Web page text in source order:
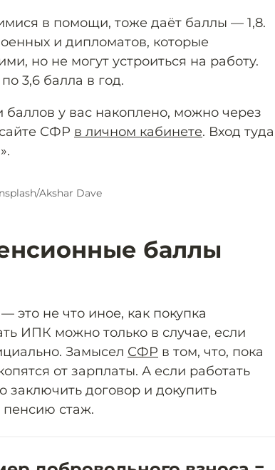
в помощи, тоже даёт баллы — 1,8.
и дипломатов, которые
но не могут устроиться на работу.
3,6 балла в год.
баллов у вас накоплено, можно через
СФР в личном кабинете. Вход туда
Akshar Dave
баллы
это не что иное, как покупка
ИПК можно только в случае, если
Замысел СФР в том, что, пока
от зарплаты. А если работать
заключить договор и докупить
стаж.